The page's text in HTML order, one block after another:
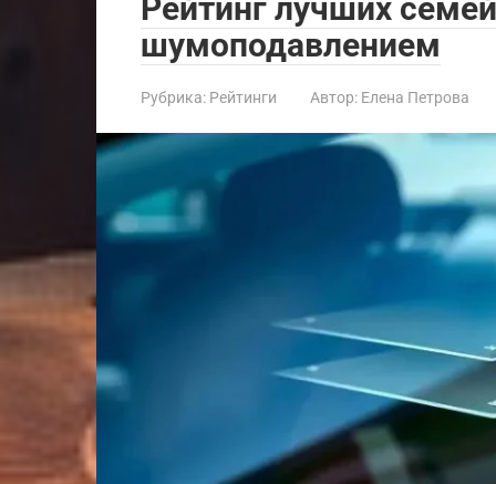
Рейтинг лучших
шумоподавлением
Рубрика: Рейтинги Автор: Елена Петрова